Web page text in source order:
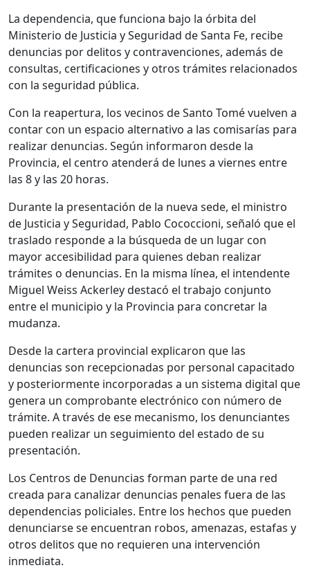
La dependencia, que funciona bajo la órbita del
Ministerio de Justicia y Seguridad de Santa Fe, recibe
denuncias por delitos y contravenciones, además de
consultas, certificaciones y otros trámites relacionados
con la seguridad pública.
Con la reapertura, los vecinos de Santo Tomé vuelven a
contar con un espacio alternativo a las comisarías para
realizar denuncias. Según informaron desde la
Provincia, el centro atenderá de lunes a viernes entre
las 8 y las 20 horas.
Durante la presentación de la nueva sede, el ministro
de Justicia y Seguridad, Pablo Cococcioni, señaló que el
traslado responde a la búsqueda de un lugar con
mayor accesibilidad para quienes deban realizar
trámites o denuncias. En la misma línea, el intendente
Miguel Weiss Ackerley destacó el trabajo conjunto
entre el municipio y la Provincia para concretar la
mudanza.
Desde la cartera provincial explicaron que las
denuncias son recepcionadas por personal capacitado
y posteriormente incorporadas a un sistema digital que
genera un comprobante electrónico con número de
trámite. A través de ese mecanismo, los denunciantes
pueden realizar un seguimiento del estado de su
presentación.
Los Centros de Denuncias forman parte de una red
creada para canalizar denuncias penales fuera de las
dependencias policiales. Entre los hechos que pueden
denunciarse se encuentran robos, amenazas, estafas y
otros delitos que no requieren una intervención
inmediata.